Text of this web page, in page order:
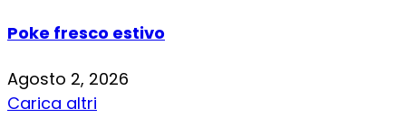
Poke fresco estivo
Agosto 2, 2026
Carica altri